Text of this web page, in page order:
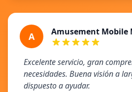
A Amusement Mobile
Excelente servicio, gran
necesidades. Buena visión a
dispuesto a ayudar.